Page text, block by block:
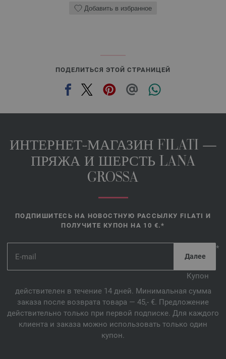
Добавить в избранное
ПОДЕЛИТЬСЯ ЭТОЙ СТРАНИЦЕЙ
ИНТЕРНЕТ-МАГАЗИН FILATI —
ПРЯЖА И ШЕРСТЬ LANA
GROSSA
ПОДПИШИТЕСЬ НА НОВОСТНУЮ РАССЫЛКУ FILATI И
ПОЛУЧИТЕ КУПОН НА 10 €.*
*
Купон
действителен в течение 14 дней. Минимальная сумма
заказа после возврата товара — 45,- €. Предложение
действительно только при первой подписке. Для каждого
клиента и заказа можно использовать только один
купон.